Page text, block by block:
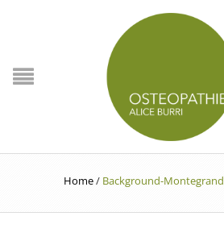
Home/ Background-